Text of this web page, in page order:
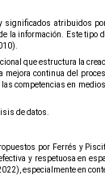
información. Este
que estructura la
continua del
competencias en
de datos.
por Ferrés y
y respetuosa
, especialmente en